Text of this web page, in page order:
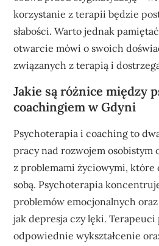
korzystanie z terapii będzie
słabości. Warto jednak
otwarcie mówi o swoich
związanych z terapią i
Jakie są różnice między
coachingiem w Gdyni
Psychoterapia i coaching to
pracy nad rozwojem osobistym
z problemami życiowymi, które
sobą. Psychoterapia
problemów emocjonalnych
jak depresja czy lęki. Terapeuci
odpowiednie wykształcenie